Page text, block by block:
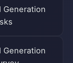
Generation
Generation